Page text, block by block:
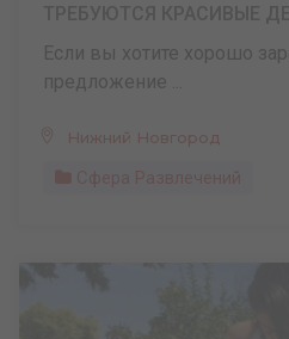
Если вы хотите хорошо
предложение ...
Нижний Новгород
Сфера Развлечений